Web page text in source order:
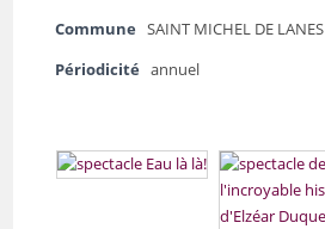
Commune
SAINT MICHEL DE LANES
Périodicité
annuel